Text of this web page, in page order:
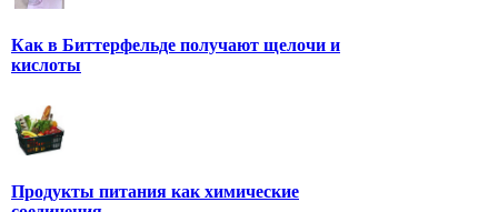
Как в Биттерфельде получают щелочи и
кислоты
Продукты питания как химические